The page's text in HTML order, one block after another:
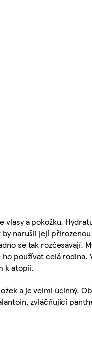
vlasy a pokožku.
narušil její
se tak rozčesávají.
používat celá rodina.
k atopii.
a je velmi účinný.
zvláčňující